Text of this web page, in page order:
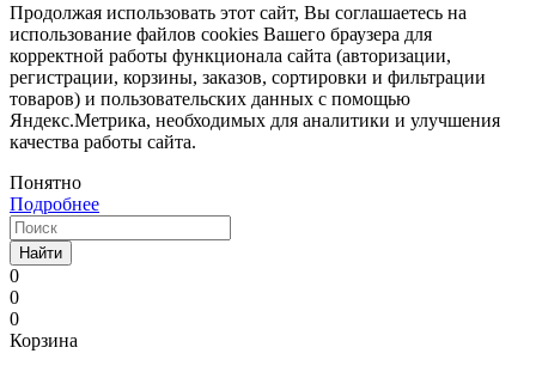
Продолжая использовать этот сайт, Вы соглашаетесь на
использование файлов cookies Вашего браузера для
корректной работы функционала сайта (авторизации,
регистрации, корзины, заказов, сортировки и фильтрации
товаров) и пользовательских данных с помощью
Яндекс.Метрика, необходимых для аналитики и улучшения
качества работы сайта.
Понятно
Подробнее
Найти
0
0
0
Корзина